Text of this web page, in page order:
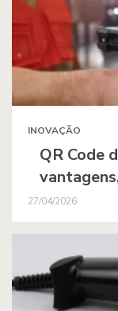
INOVAÇÃO
QR Code
27/04/2026